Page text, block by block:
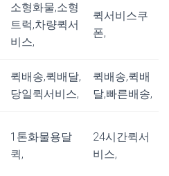
소형화물,소형
트럭,차량퀵서
비스,
퀵서비스쿠
폰,
퀵배송,퀵배달,
당일퀵서비스,
퀵배송,퀵배
달,빠른배송,
1톤화물용달
퀵,
24시간퀵서
비스,